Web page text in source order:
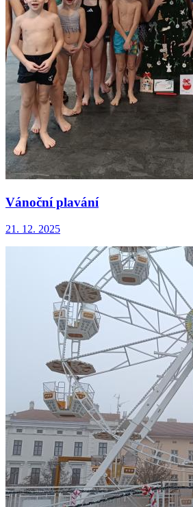
Vánoční plavání
21. 12. 2025